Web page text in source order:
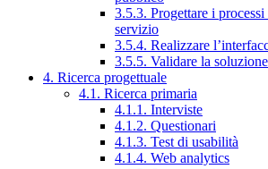
3.5.3. Progettare i processi
servizio
3.5.4. Realizzare
3.5.5. Validare la
4. Ricerca progettuale
4.1. Ricerca primaria
4.1.1. Interviste
4.1.2. Questionari
4.1.3. Test di usabilità
4.1.4. Web analytics